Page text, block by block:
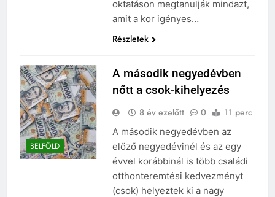
oktatáson megtanulják mindazt,
amit a kor igényes…
Részletek
BELFÖLD
A második negyedévben
nőtt a csok-kihelyezés
8 év ezelőtt 0 11 perc
A második negyedévben az
előző negyedévinél és az egy
évvel korábbinál is több családi
otthonteremtési kedvezményt
(csok) helyeztek ki a nagy